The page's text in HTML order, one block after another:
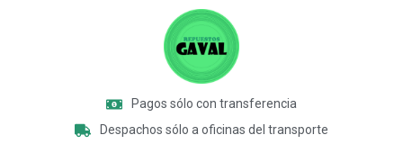
Pagos sólo con transferencia
Despachos sólo a oficinas del transporte